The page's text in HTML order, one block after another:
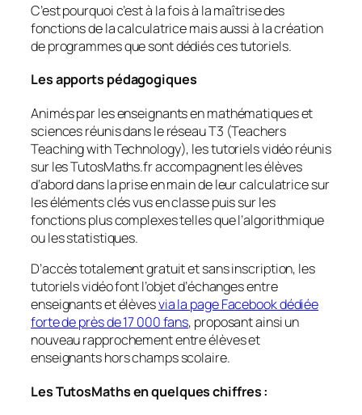
C’est pourquoi c’est à la fois à la maîtrise des
fonctions de la calculatrice mais aussi à la création
de programmes que sont dédiés ces tutoriels.
Les apports pédagogiques
Animés par les enseignants en mathématiques et
sciences réunis dans le réseau T3 (Teachers
Teaching with Technology), les tutoriels vidéo réunis
sur les TutosMaths.fr accompagnent les élèves
d’abord dans la prise en main de leur calculatrice sur
les éléments clés vus en classe puis sur les
fonctions plus complexes telles que l’algorithmique
ou les statistiques.
D’accès totalement gratuit et sans inscription, les
tutoriels vidéo font l’objet d’échanges entre
enseignants et élèvesvia la page Facebook dédiée
forte de près de 17 000 fans, proposant ainsi un
nouveau rapprochement entre élèves et
enseignants hors champs scolaire.
Les TutosMaths en quelques chiffres :